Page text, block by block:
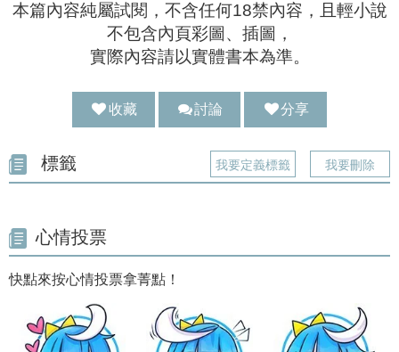
本篇內容純屬試閱，不含任何18禁內容，且輕小說
不包含內頁彩圖、插圖，
實際內容請以實體書本為準。
收藏 討論 分享 :
分享
標籤 我要定義標籤 我要刪除
心情投票
快點來按心情投票拿菁點！